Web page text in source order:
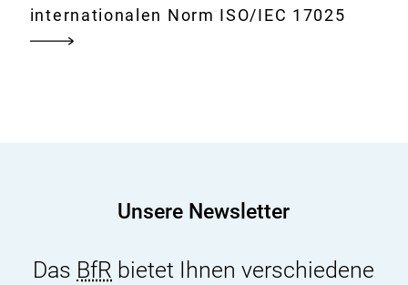
internationalen Norm ISO/IEC 17025
Unsere Newsletter
Das BfR bietet Ihnen verschiedene